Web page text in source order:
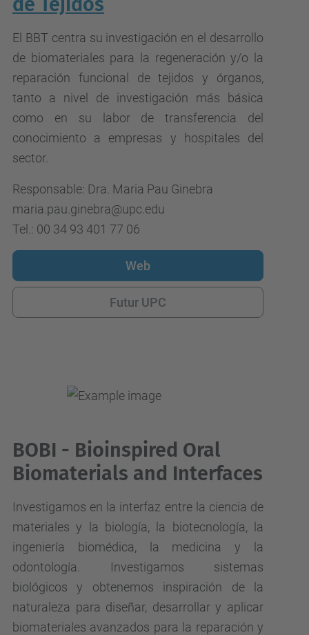
El BBT centra su investigación en el desarrollo
de biomateriales para la regeneración y/o la
reparación funcional de tejidos y órganos,
tanto a nivel de investigación más básica
como en su labor de transferencia del
conocimiento a empresas y hospitales del
sector.
Responsable: Dra. Maria Pau Ginebra
maria.pau.ginebra@upc.edu
Tel.: 00 34 93 401 77 06
Web
Futur UPC
BOBI - Bioinspired Oral
Biomaterials and Interfaces
Investigamos en la interfaz entre la ciencia de
materiales y la biología, la biotecnología, la
ingeniería biomédica, la medicina y la
odontología. Investigamos sistemas
biológicos y obtenemos inspiración de la
naturaleza para diseñar, desarrollar y aplicar
biomateriales avanzados para la reparación y